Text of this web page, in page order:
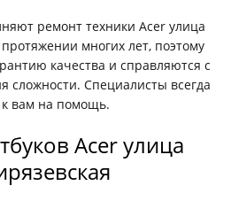
ремонт техники Acer улица
многих лет, поэтому
качества и справляются с
сложности. Специалисты всегда
к вам на помощь.
Acer улица